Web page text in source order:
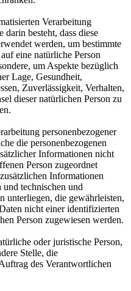
Verarbeitung
darin besteht, dass diese
werden, um bestimmte
eine natürliche Person
um Aspekte bezüglich
Lage, Gesundheit,
Zuverlässigkeit, Verhalten,
dieser natürlichen Person zu
personenbezogener
die personenbezogenen
Informationen nicht
Person zugeordnet
Informationen
technischen und
unterliegen, die gewährleisten,
nicht einer identifizierten
Person zugewiesen werden.
oder juristische Person,
Stelle, die
des Verantwortlichen